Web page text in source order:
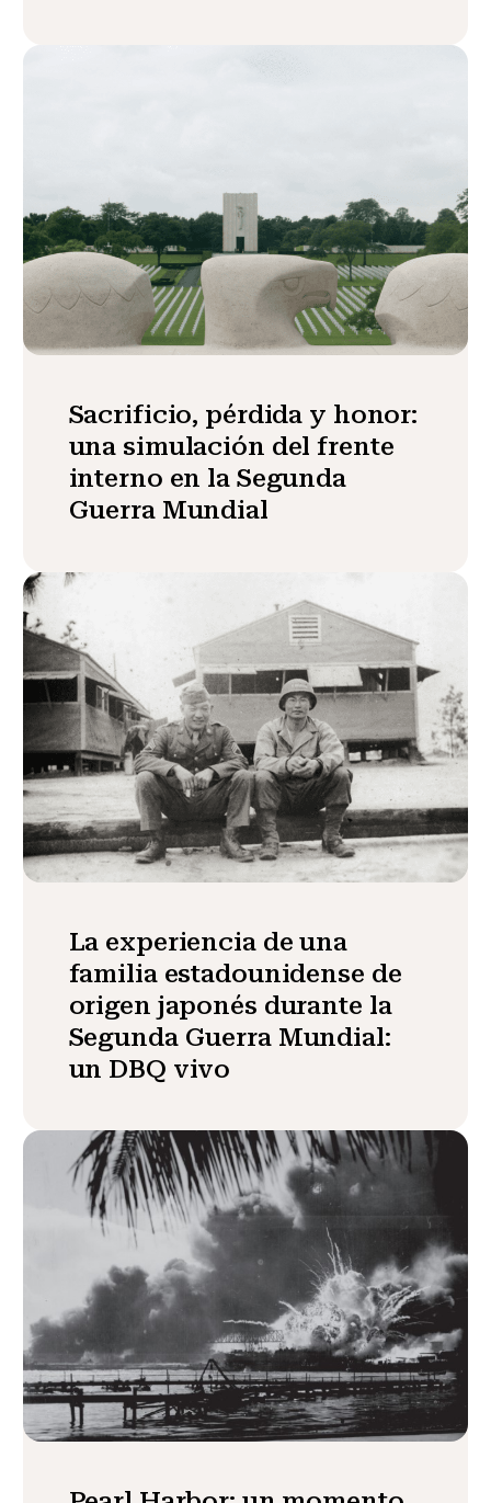
Sacrificio, pérdida y honor:
una simulación del frente
interno en la Segunda
Guerra Mundial
La experiencia de una
familia estadounidense de
origen japonés durante la
Segunda Guerra Mundial:
un DBQ vivo